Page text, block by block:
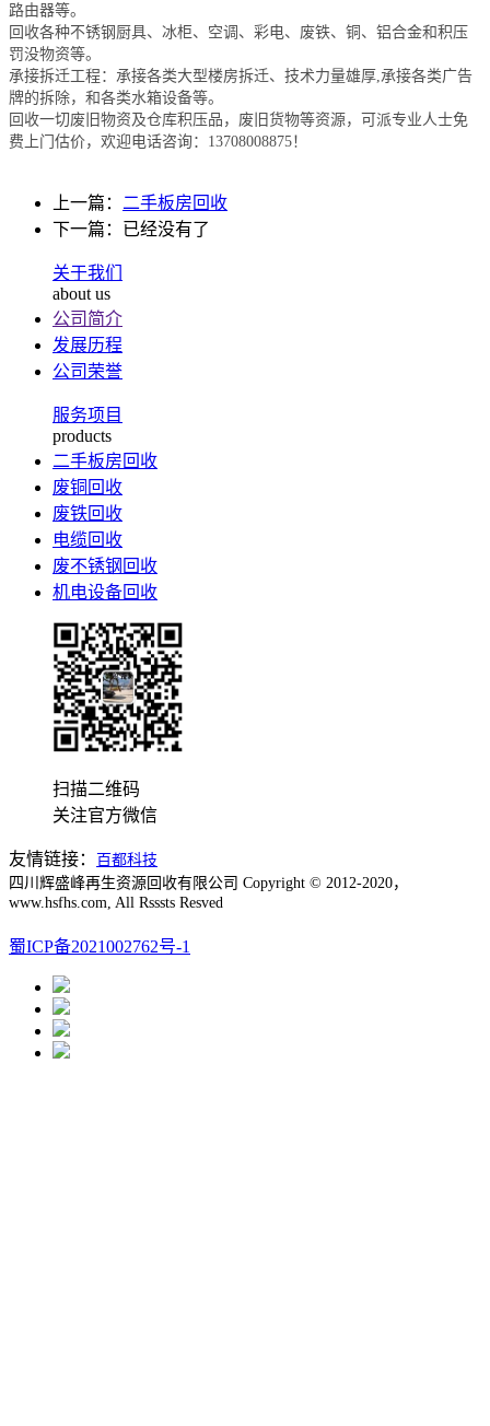
路由器等。
回收各种不锈钢厨具、冰柜、空调、彩电、废铁、铜、铝合金和积压
罚没物资等。
承接拆迁工程：承接各类大型楼房拆迁、技术力量雄厚,承接各类广告
牌的拆除，和各类水箱设备等。
回收一切废旧物资及仓库积压品，废旧货物等资源，可派专业人士免
费上门估价，欢迎电话咨询： 13708008875！
上一篇： 二手板房回收
下一篇：已经没有了
关于我们
about us
公司简介
发展历程
公司荣誉
服务项目
products
二手板房回收
废铜回收
废铁回收
电缆回收
废不锈钢回收
机电设备回收
扫描二维码
关注官方微信
友情链接：
百都科技
四川辉盛峰再生资源回收有限公司 Copyright © 2012-2020，
www.hsfhs.com, All Rsssts Resved
蜀ICP备2021002762号-1